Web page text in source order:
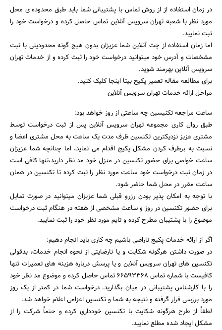
در زمان استفاده از از روش تماس با پشتیبانی شما باید طبق محدوده ی محل
مورد نظر با شعبه تهران سرویس آنلاین تماس حاصل کرده و درخواست خود را
ثبت نمایید.
اما زمان استفاده از چت آنلاین شما عزیزان بدون هیچ گونه محدودیتی با ثبت
مشخصات و آدرس خود میتوانید درخواست خود را ثبت کرده و از خدمات تهران
سرویس آنلاین بهرمند شوید.
برای مطالعه مقاله تعمیر پکیج بیتا اینجا کلیک کنید.
مراحل ارائه خدمات تهران سرویس آنلاین
ساعت مراجعه تکنیسین چه ساعتی از روز خواهد بود:
طبق روال کاری مجموعه تهران سرویس آنلاین پس از ثبت درخواست توسط
مشتری عزیز نزدیکترین تکنسین ظرف مدت یک ساعت به محل مشتری اعضا و
نسبت به برطرف کردن مشکل پکیج اقدام می نماید، اما چنانچه شما عزیزان
ساعت خواصی برای حضور تکنسین در منزل خود مد نظر دارید،تنها کافی است
در زمان ثبت درخواست خود ساعت مورد نظر را ثبت کرده تا تکنسین در همان
ساعت مقرر در محل شما حاضر شود.
با توجه به امکان پذیر بودن رزرو قبلی شما عزیزان میتوانید در صورت تمایل
برای حضور تکنسین در روز و ساعت مشخصی از هفته در هنگام ثبت درخواست
موضوع را با پشتیبان مطرح کرده و تایم مورد نظر خود را ثبت نمایید.
اگر از ارائه خدمات پکیج ناراضی باشیم چه کاری باید انجام دهیم:
در صورت داشتن هرگونه شکایت و یا نارضایتی از نحوه انجام خدمات، بدقولی
تکنسین های تهران سرویس آنلاین و یا پرسش درباره هزینه های تعمیرات تنها
کافیست با شماره تماس ۶۶۵۹۳۳۶۸ تماس حاصل کرده و موضوع مد نظر خود
را با کارشناس پشتیبانی در میان بگذارید. درخواست شما در کمتر از یک روز
مورد بررسی قرار گرفته و نتیجه به شما و تکنسین اعزامی اعلام خواهد شد.
لطفاً از طرح هرگونه شکایت با تکنسین خودداری کرده و حتماً شرکت را از
مشکل ایجاد شده مطلع نمایید.